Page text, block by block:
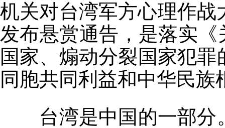
机关对台湾军方心理作
发布悬赏通告，是落实
国家、煽动分裂国家犯
同胞共同利益和中华民
台湾是中国的一部分